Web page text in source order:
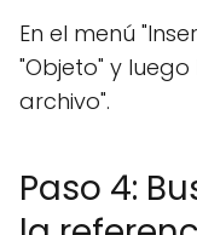
En el menú
"Objeto" y
archivo".
Paso 4: